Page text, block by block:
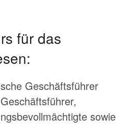
für das
Geschäftsführer
sowie